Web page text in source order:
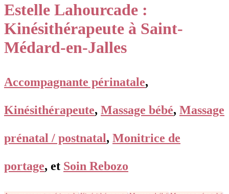
Estelle Lahourcade :
Kinésithérapeute à Saint-
Médard-en-Jalles
Accompagnante périnatale,
Kinésithérapeute, Massage bébé, Massage
prénatal / postnatal, Monitrice de
portage, et Soin Rebozo